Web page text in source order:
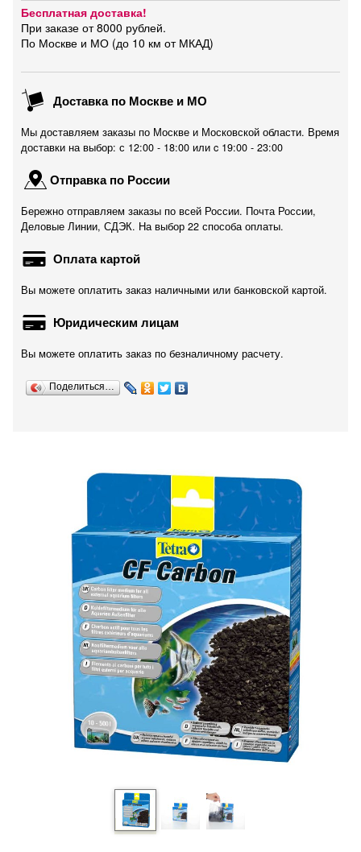
Бесплатная доставка!
При заказе от 8000 рублей.
По Москве и МО (до 10 км от МКАД)
Доставка по Москве и МО
Мы доставляем заказы по Москве и Московской области. Время
доставки на выбор: с 12:00 - 18:00 или c 19:00 - 23:00
Отправка по России
Бережно отправляем заказы по всей России. Почта России,
Деловые Линии, СДЭК. На выбор 22 способа оплаты.
Оплата картой
Вы можете оплатить заказ наличными или банковской картой.
Юридическим лицам
Вы можете оплатить заказ по безналичному расчету.
Поделиться…